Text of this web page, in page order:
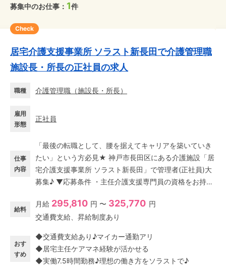
募集中のお仕事： 1件
Check
居宅介護支援事業所 ソラスト新長田で介護管理職
施設長・所長の正社員の求人
職種 介護管理職 （施設長・所長）
雇用
形態
正社員
仕事
内容
「最後の転職として、腰を据えてキャリアを築いていき
たい」という方必見★ 神戸市長田区にある介護施設「居
宅介護支援事業所 ソラスト新長田」で管理者(正社員)大
募集♪ ▼応募条件 ・主任介護支援専門員の資格をお持ち
ント業務経験は一切不要。 これまでの居宅ケアマネとし
て培ってきた経験が存分に活かせます! 「自分のノウハウ
のもと働きたい」その想いを、ソラスト新長田で叶えま
せんか? 創業60年以上の大手企業ソラストなら、充実の
研修制度、安心のバックアップ体制であなたを支えます
給料
月給 295,810 円 〜 325,770 円
交通費支給、昇給制度あり
おす
すめ
◆交通費支給あり♪マイカー通勤アリ
◆居宅主任ケアマネ経験が活かせる
◆実働7.5時間勤務♪理想の働き方をソラストで♪